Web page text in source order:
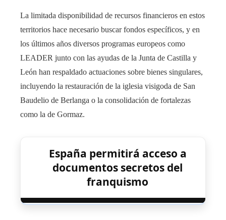
La limitada disponibilidad de recursos financieros en estos
territorios hace necesario buscar fondos específicos, y en
los últimos años diversos programas europeos como
LEADER junto con las ayudas de la Junta de Castilla y
León han respaldado actuaciones sobre bienes singulares,
incluyendo la restauración de la iglesia visigoda de San
Baudelio de Berlanga o la consolidación de fortalezas
como la de Gormaz.
España permitirá acceso a
documentos secretos del
franquismo